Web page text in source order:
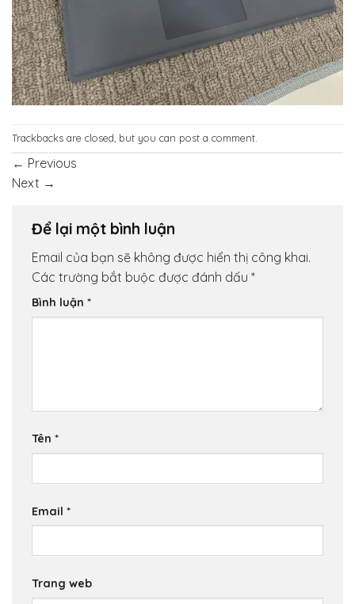
Trackbacks are closed, but you can post a comment
← Previous
Next →
Để lại một bình luận
Email của bạn sẽ không được hiển thị công khai.
Các trường bắt buộc được đánh dấu *
Bình luận *
Tên *
Email *
Trang web